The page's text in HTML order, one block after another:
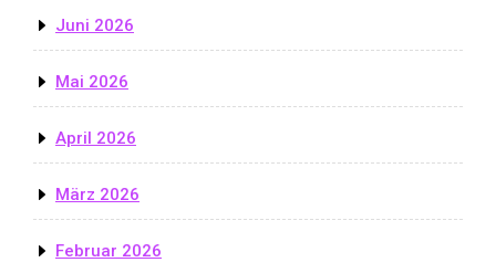
Juni 2026
Mai 2026
April 2026
März 2026
Februar 2026